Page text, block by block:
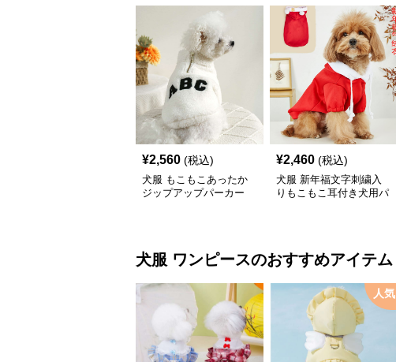
¥2,560 (税込)
犬服 もこもこあったか
ジップアップパーカー
¥2,460 (税込)
犬服 新年福文字刺繍入
りもこもこ耳付き犬用パ
犬服 ワンピースのおすすめアイテム
人気